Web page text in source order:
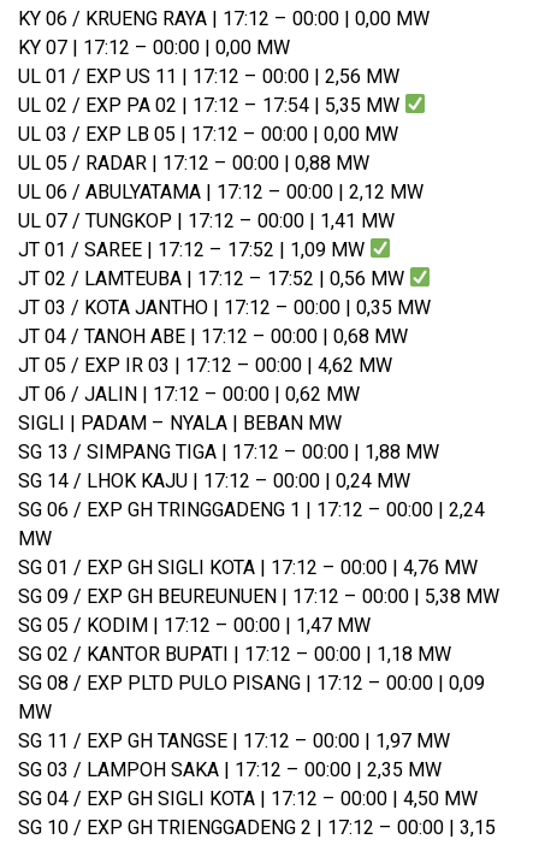
KY 06 / KRUENG RAYA | 17:12 – 00:00 | 0,00 MW
KY 07 | 17:12 – 00:00 | 0,00 MW
UL 01 / EXP US 11 | 17:12 – 00:00 | 2,56 MW
UL 02 / EXP PA 02 | 17:12 – 17:54 | 5,35 MW
UL 03 / EXP LB 05 | 17:12 – 00:00 | 0,00 MW
UL 05 / RADAR | 17:12 – 00:00 | 0,88 MW
UL 06 / ABULYATAMA | 17:12 – 00:00 | 2,12 MW
UL 07 / TUNGKOP | 17:12 – 00:00 | 1,41 MW
JT 01 / SAREE | 17:12 – 17:52 | 1,09 MW
JT 02 / LAMTEUBA | 17:12 – 17:52 | 0,56 MW
JT 03 / KOTA JANTHO | 17:12 – 00:00 | 0,35 MW
JT 04 / TANOH ABE | 17:12 – 00:00 | 0,68 MW
JT 05 / EXP IR 03 | 17:12 – 00:00 | 4,62 MW
JT 06 / JALIN | 17:12 – 00:00 | 0,62 MW
SIGLI | PADAM – NYALA | BEBAN MW
SG 13 / SIMPANG TIGA | 17:12 – 00:00 | 1,88 MW
SG 14 / LHOK KAJU | 17:12 – 00:00 | 0,24 MW
SG 06 / EXP GH TRINGGADENG 1 | 17:12 – 00:00 | 2,24
MW
SG 01 / EXP GH SIGLI KOTA | 17:12 – 00:00 | 4,76 MW
SG 09 / EXP GH BEUREUNUEN | 17:12 – 00:00 | 5,38 MW
SG 05 / KODIM | 17:12 – 00:00 | 1,47 MW
SG 02 / KANTOR BUPATI | 17:12 – 00:00 | 1,18 MW
SG 08 / EXP PLTD PULO PISANG | 17:12 – 00:00 | 0,09
MW
SG 11 / EXP GH TANGSE | 17:12 – 00:00 | 1,97 MW
SG 03 / LAMPOH SAKA | 17:12 – 00:00 | 2,35 MW
SG 04 / EXP GH SIGLI KOTA | 17:12 – 00:00 | 4,50 MW
SG 10 / EXP GH TRIENGGADENG 2 | 17:12 – 00:00 | 3,15